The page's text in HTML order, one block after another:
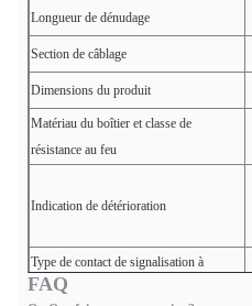
Longueur de dénudage
Section de câblage
Dimensions du produit
Matériau du boîtier et classe de
résistance au feu
Indication de détérioration
Type de contact de signalisation à
distance
FAQ